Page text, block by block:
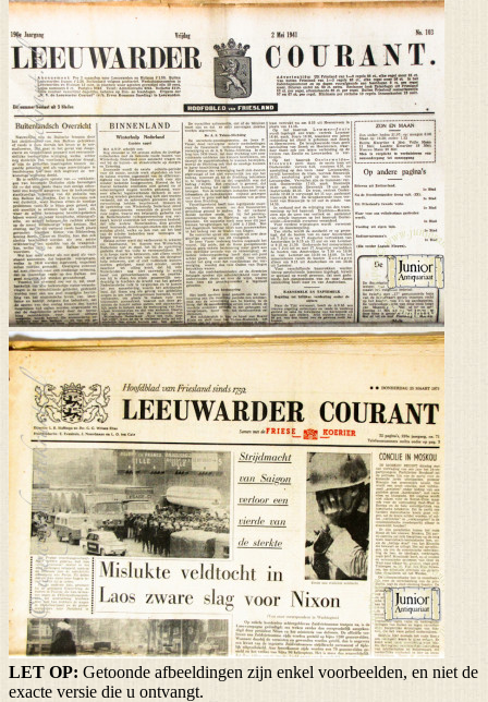
LET OP: Getoonde afbeeldingen zijn enkel voorbeelden, en niet de
exacte versie die u ontvangt.